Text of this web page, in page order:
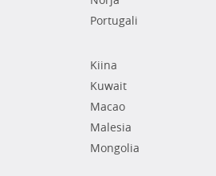
Portugali
Kiina
Kuwait
Macao
Malesia
Mongolia